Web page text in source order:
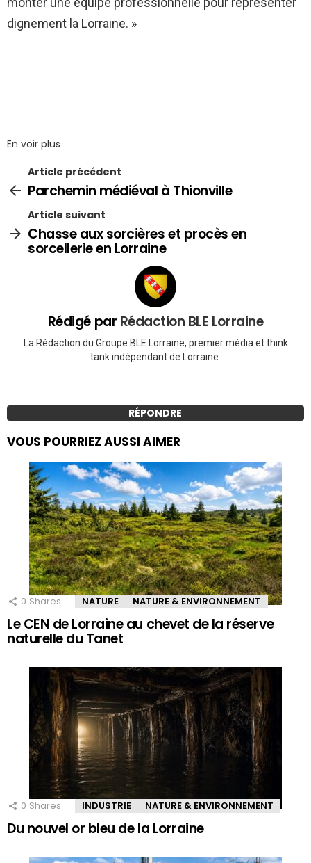
dignement la Lorraine. »
En voir plus
Article précédent
Parchemin médiéval à Thionville
Article suivant
Chasse aux sorcières et procès en
sorcellerie en Lorraine
Rédigé par Rédaction BLE Lorraine
La Rédaction du Groupe BLE Lorraine, premier média et think
tank indépendant de Lorraine.
RÉPONDRE
VOUS POURRIEZ AUSSI AIMER
0 Shares NATURE NATURE & ENVIRONNEMENT
Le CEN de Lorraine au chevet de la réserve
naturelle du Tanet
0 Shares INDUSTRIE NATURE & ENVIRONNEMENT
Du nouvel or bleu de la Lorraine